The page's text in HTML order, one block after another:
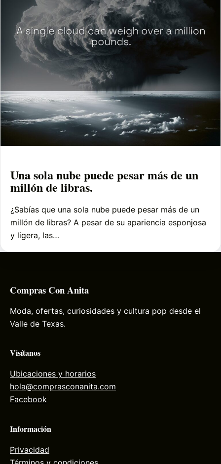
Una sola nube puede pesar más de un
millón de libras.
¿Sabías que una sola nube puede pesar más de un
millón de libras? A pesar de su apariencia esponjosa
y ligera, las…
Compras Con Anita
Moda, ofertas, curiosidades y cultura pop desde el
Valle de Texas.
Visítanos
Ubicaciones y horarios
hola@comprasconanita.com
Facebook
Información
Privacidad